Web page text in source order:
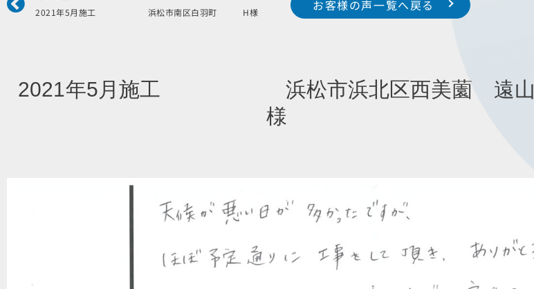
2021年5月施工 浜松市南区白羽町 H様
お客様の声一覧へ戻る
2021年5月施工 浜松市浜北区西美薗 遠山
様